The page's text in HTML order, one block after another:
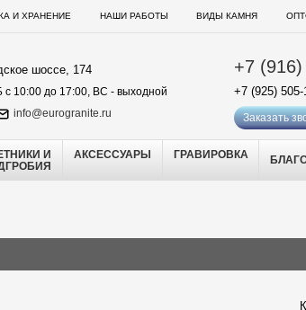
И ХРАНЕНИЕ НАШИ РАБОТЫ ВИДЫ КАМНЯ
шоссе, 174
10:00 до 17:00, ВС - выходной
info@eurogranite.ru
+7
+7 (925) 505-
Заказать
И
АКСЕССУАРЫ ГРАВИРОВКА